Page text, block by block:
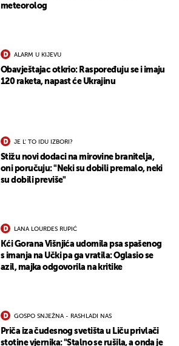
meteorolog
ALARM U KIJEVU
Obavještajac otkrio: Raspoređuju se i imaju
120 raketa, napast će Ukrajinu
JE L' TO IDU IZBORI?
Stižu novi dodaci na mirovine branitelja,
oni poručuju: "Neki su dobili premalo, neki
su dobili previše"
LANA LOURDES RUPIĆ
Kći Gorana Višnjića udomila psa spašenog
s imanja na Učki pa ga vratila: Oglasio se
azil, majka odgovorila na kritike
GOSPO SNJEŽNA - RASHLADI NAS
Priča iza čudesnog svetišta u Liču privlači
stotine vjernika: "Stalno se rušila, a onda je